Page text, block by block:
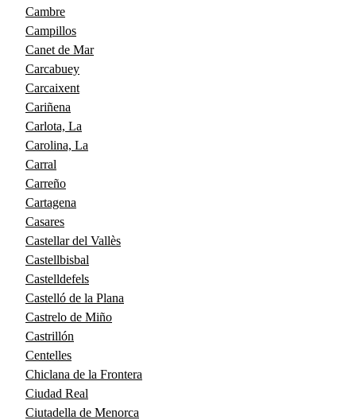
Cambre
Campillos
Canet de Mar
Carcabuey
Carcaixent
Cariñena
Carlota, La
Carolina, La
Carral
Carreño
Cartagena
Casares
Castellar del Vallès
Castellbisbal
Castelldefels
Castelló de la Plana
Castrelo de Miño
Castrillón
Centelles
Chiclana de la Frontera
Ciudad Real
Ciutadella de Menorca